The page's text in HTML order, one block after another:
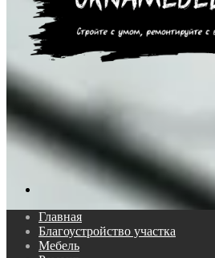
Главная
Благоустройство участка
Мебель